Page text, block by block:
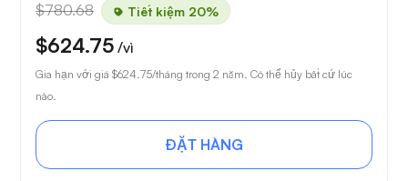
$780.68 Tiết kiệm 20%
$624.75 /vì
Gia hạn với giá $624.75/tháng trong 2 năm. Có thể hủy bất cứ lúc
nào.
ĐẶT HÀNG